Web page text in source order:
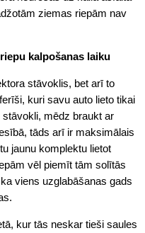
ziemas riepām nav
kalpošanas laiku
stāvoklis, bet arī to
kuri savu auto lieto tikai
mēdz braukt ar
tāds arī ir maksimālais
jaunu komplektu lietot
vēl piemīt tām solītās
viens uzglabāšanas gads
kur tās neskar tieši saules